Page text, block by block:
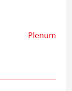
Plenum